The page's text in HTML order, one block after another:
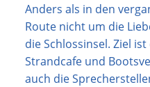
Anders als in den
Route nicht um die
die Schlossinsel. Ziel
Strandcafe und
auch die